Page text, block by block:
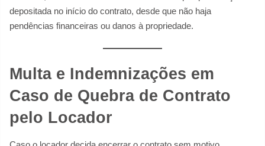
depositada no início do contrato, desde que não haja
pendências financeiras ou danos à propriedade.
Multa e Indemnizações em
Caso de Quebra de Contrato
pelo Locador